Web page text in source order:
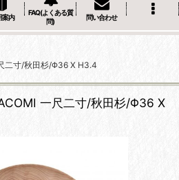
案内
FAQ(よくある質
問)
問い合わせ
二寸/秋田杉/Φ36 X H3.4
一尺二寸/秋田杉/Φ36 X